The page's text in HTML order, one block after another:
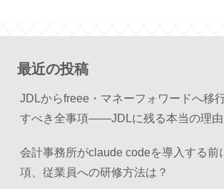
最近の投稿
JDLからfreee・マネーフォワードへ移
すべき全事項——JDLに残る本当の理由
会計事務所がclaude codeを導入する前
項、従業員への研修方法は？